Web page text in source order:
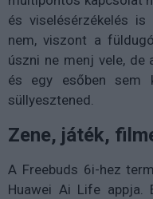
és viselésérzékelés
nem, viszont a
úszni ne menj vele,
és egy esőben sem
süllyesztened.
Zene, játék,
A Freebuds 6i-hez
Huawei Ai Life appja.